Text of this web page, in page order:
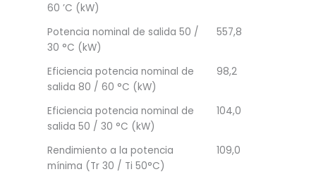
60 ’C (kW)
Potencia nominal de salida 50 /
30 °C (kW)
557,8
Eficiencia potencia nominal de
salida 80 / 60 °C (kW)
98,2
Eficiencia potencia nominal de
salida 50 / 30 °C (kW)
104,0
Rendimiento a la potencia
mínima (Tr 30 / Ti 50°C)
109,0